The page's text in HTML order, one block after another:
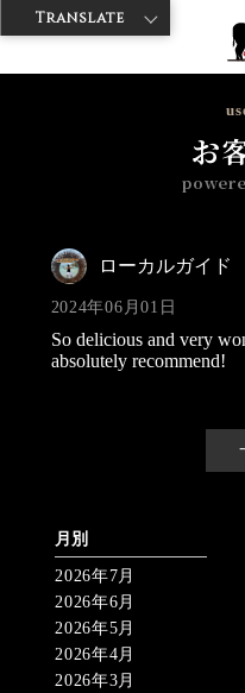
神戸牛ダイヤ > 神戸牛ダイア
お
ローカルガイド
2024年06月01日
So delicious and very
absolutely recommend!
月別
2026年7月
2026年6月
2026年5月
2026年4月
2026年3月
Translate